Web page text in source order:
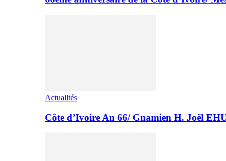
Actualités
Côte d’Ivoire An 66/ Gnamien H. Joël